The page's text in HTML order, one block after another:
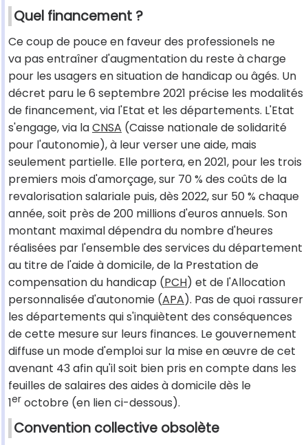
Quel financement ?
Ce coup de pouce en faveur des professionels ne
va pas entraîner d'augmentation du reste à charge
pour les usagers en situation de handicap ou âgés. Un
décret paru le 6 septembre 2021 précise les modalités
de financement, via l'Etat et les départements. L'Etat
s'engage, via laCNSA (Caisse nationale de solidarité
pour l'autonomie), à leur verser une aide, mais
seulement partielle. Elle portera, en 2021, pour les trois
premiers mois d'amorçage, sur 70 % des coûts de la
revalorisation salariale puis, dès 2022, sur 50 % chaque
année, soit près de 200 millions d'euros annuels. Son
montant maximal dépendra du nombre d'heures
réalisées par l'ensemble des services du département
au titre de l'aide à domicile, de la Prestation de
compensation du handicap (PCH) et de l'Allocation
personnalisée d'autonomie (APA). Pas de quoi rassurer
les départements qui s'inquiètent des conséquences
de cette mesure sur leurs finances. Le gouvernement
diffuse un mode d'emploi sur la mise en œuvre de cet
avenant 43 afin qu'il soit bien pris en compte dans les
feuilles de salaires des aides à domicile dès le
1er octobre (en lien ci-dessous).
Convention collective obsolète